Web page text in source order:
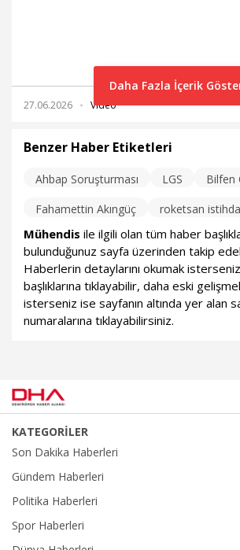
27.06.2026 Video
Daha Fazla İçerik
Benzer Haber Etiketleri
Ahbap Soruşturması LGS
Bilfen
Fahamettin Akıngüç
roketsan
Mühendis ile ilgili olan tüm haber
bulunduğunuz sayfa üzerinden takip
Haberlerin detaylarını okumak
başlıklarına tıklayabilir, daha eski
isterseniz ise sayfanın altında yer alan
numaralarına tıklayabilirsiniz.
KATEGORİLER
Son Dakika Haberleri
Gündem Haberleri
Politika Haberleri
Spor Haberleri